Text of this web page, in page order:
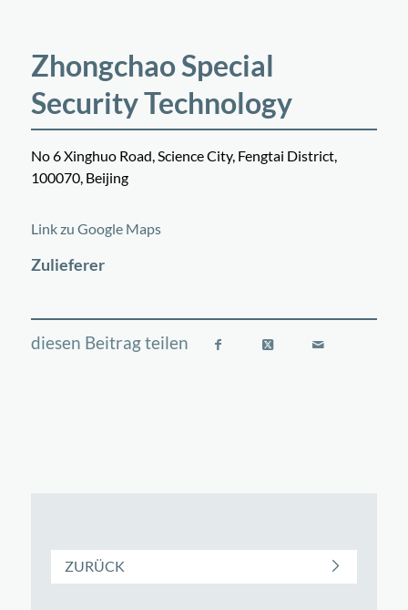
Zhongchao Special
Security Technology
No 6 Xinghuo Road, Science City, Fengtai District,
100070, Beijing
+
Link zu Google Maps
Zulieferer
ZURÜCK